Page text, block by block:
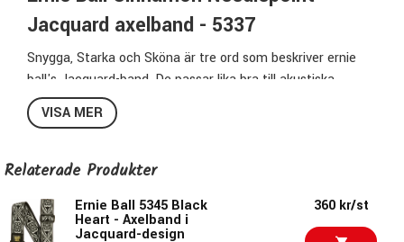
Jacquard axelband - 5337
Snygga, Starka och Sköna är tre ord som beskriver ernie
ball's Jacquard-band. De passar lika bra till akustiska
gitarrer som till elgitarrer och elbasar och nästan bäst av
allt, det digra utbudet erbjuder något för alla.
Bredd: 5cm (2")
Max längd: 183cm
Pris per styck
VISA MER
Relaterade Produkter
Ernie Ball 5345 Black
Heart - Axelband i
Jacquard-design
360 kr/st